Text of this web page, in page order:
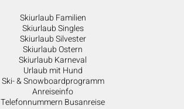
Skiurlaub Familien
Skiurlaub Singles
Skiurlaub Silvester
Skiurlaub Ostern
Skiurlaub Karneval
Urlaub mit Hund
Ski- & Snowboardprogramm
Anreiseinfo
Telefonnummern Busanreise